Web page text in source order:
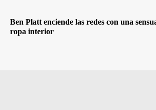
Ben Platt enciende las redes con una
ropa interior